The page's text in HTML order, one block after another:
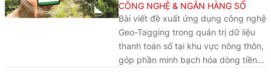
Hạ tầng và năng suất hệ thống; đổi
mới sáng tạo và hệ sinh thái cộng
sinh; thể chế và khung pháp lý thông
minh. Kết quả cho thấy chuyển đổi
CÔNG NGHỆ & NGÂN HÀNG SỐ
Bài viết đề xuất ứng dụng công nghệ
Geo-Tagging trong quản trị dữ liệu
thanh toán số tại khu vực nông thôn,
góp phần minh bạch hóa dòng tiền,